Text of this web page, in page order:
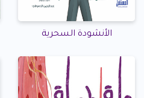
الأنشودة السحرية